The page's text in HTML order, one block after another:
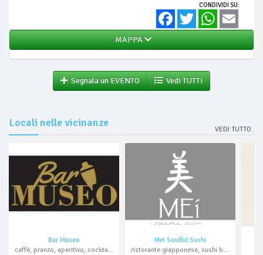
CONDIVIDI SU:
FacebookTwitter WhatsApp
MAPPA
Segnala un EVENTO Vedi TUTTI
Locali nelle vicinanze
VEDI TUTTO
Bar Museo
caffè, pranzo, aperitivo, cocktail bar
Meì Soulful Sushi
ristorante giapponese, sushi bar, aperitivo, cocktail bar, asporto, domicilio